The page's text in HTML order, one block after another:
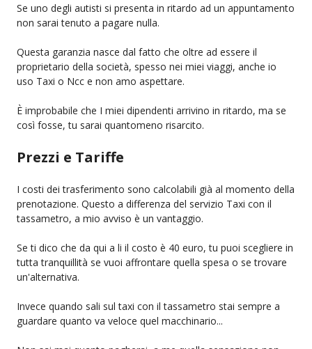
Se uno degli autisti si presenta in ritardo ad un appuntamento
non sarai tenuto a pagare nulla.
Questa garanzia nasce dal fatto che oltre ad essere il
proprietario della società, spesso nei miei viaggi, anche io
uso Taxi o Ncc e non amo aspettare.
È improbabile che I miei dipendenti arrivino in ritardo, ma se
così fosse, tu sarai quantomeno risarcito.
Prezzi e Tariffe
I costi dei trasferimento sono calcolabili già al momento della
prenotazione. Questo a differenza del servizio Taxi con il
tassametro, a mio avviso è un vantaggio.
Se ti dico che da qui a li il costo è 40 euro, tu puoi scegliere in
tutta tranquillità se vuoi affrontare quella spesa o se trovare
un'alternativa.
Invece quando sali sul taxi con il tassametro stai sempre a
guardare quanto va veloce quel macchinario...